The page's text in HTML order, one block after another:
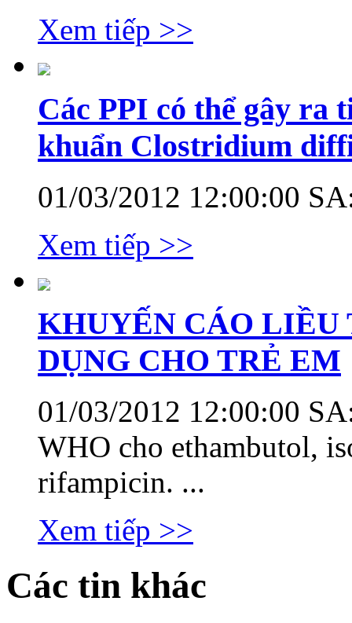
Xem tiếp >>
Các PPI có thể gây ra
khuẩn Clostridium
01/03/2012 12:00:00
Xem tiếp >>
KHUYẾN CÁO LIỀU
DỤNG CHO TRẺ EM
01/03/2012 12:00:00
WHO cho ethambutol,
rifampicin. ...
Xem tiếp >>
Các tin khác